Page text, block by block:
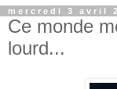
mercredi 3 avril
Ce monde
lourd...